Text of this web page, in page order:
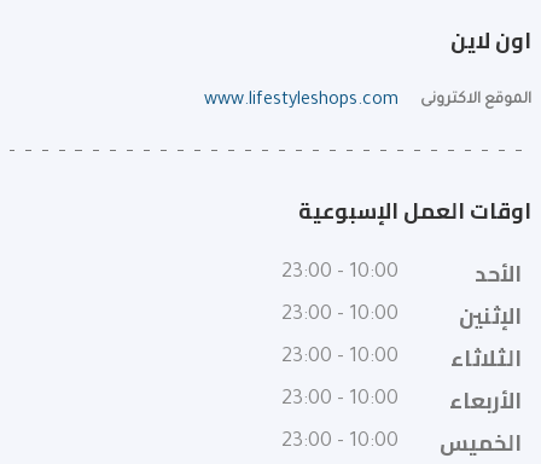
اون لاين
الموقع الاكترونى www.lifestyleshops.com
اوقات العمل الإسبوعية
الأحد
10:00 - 23:00
الإثنين 10:00 - 23:00
الثلاثاء 10:00 - 23:00
الأربعاء 10:00 - 23:00
الخميس 10:00 - 23:00